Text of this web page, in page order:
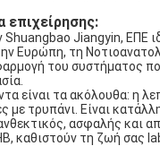
επιχείρησης:
Shuangbao Jiangyin, ΕΠΕ
Ευρώπη, τη
του συστήματος
είναι τα ακόλουθα: η
με τρυπάνι. Είναι
ασφαλής και
καθιστούν τη ζωή σας